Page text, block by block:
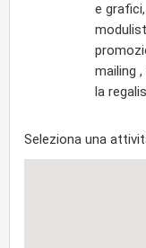
e
mailing
la
Seleziona una